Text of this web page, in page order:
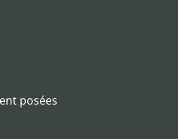
posées